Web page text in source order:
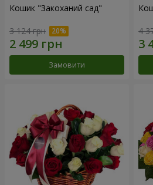
Кошик "Закоханий сад"
3 124 грн
Замовити
4